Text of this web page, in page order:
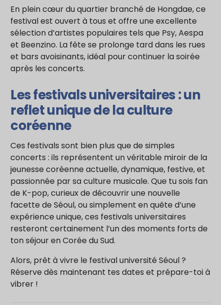
En plein cœur du quartier branché de Hongdae, ce
festival est ouvert à tous et offre une excellente
sélection d’artistes populaires tels que Psy, Aespa
et Beenzino. La fête se prolonge tard dans les rues
et bars avoisinants, idéal pour continuer la soirée
après les concerts.
Les festivals universitaires : un
reflet unique de la culture
coréenne
Ces festivals sont bien plus que de simples
concerts : ils représentent un véritable miroir de la
jeunesse coréenne actuelle, dynamique, festive, et
passionnée par sa culture musicale. Que tu sois fan
de K-pop, curieux de découvrir une nouvelle
facette de Séoul, ou simplement en quête d’une
expérience unique, ces festivals universitaires
resteront certainement l’un des moments forts de
ton séjour en Corée du Sud.
Alors, prêt à vivre le festival université Séoul ?
Réserve dès maintenant tes dates et prépare-toi à
vibrer !